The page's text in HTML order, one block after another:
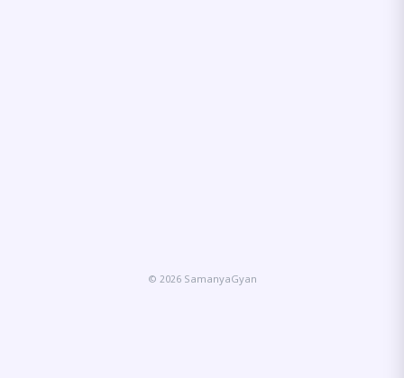
© 2026 SamanyaGyan